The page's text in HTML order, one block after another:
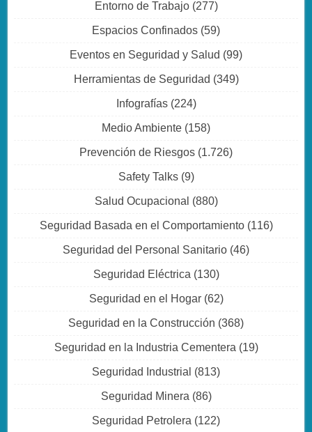
Entorno de Trabajo(277)
Espacios Confinados (59)
Eventos en Seguridad y Salud (99)
Herramientas de Seguridad (349)
Infografías(224)
Medio Ambiente (158)
Prevención de Riesgos (1.726)
Safety Talks(9)
Salud Ocupacional (880)
Seguridad Basada en el Comportamiento(116)
Seguridad del Personal Sanitario (46)
Seguridad Eléctrica (130)
Seguridad en el Hogar(62)
Seguridad en la Construcción (368)
Seguridad en la Industria Cementera (19)
Seguridad Industrial (813)
Seguridad Minera (86)
Seguridad Petrolera (122)